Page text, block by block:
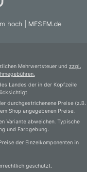
hoch | MESEM.de
Mehrwertsteuer und zzgl.
Landes der in der Kopfzeile
durchgestrichenene Preise (z.B.
Shop angegebenen Preise.
Variante abweichen. Typische
und Farbgebung.
der Einzelkomponenten in
geschützt.